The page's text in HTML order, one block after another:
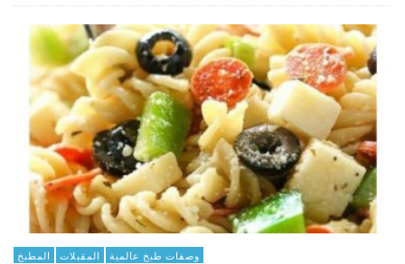
المطبخ المقبلات وصفات طبخ عالمية